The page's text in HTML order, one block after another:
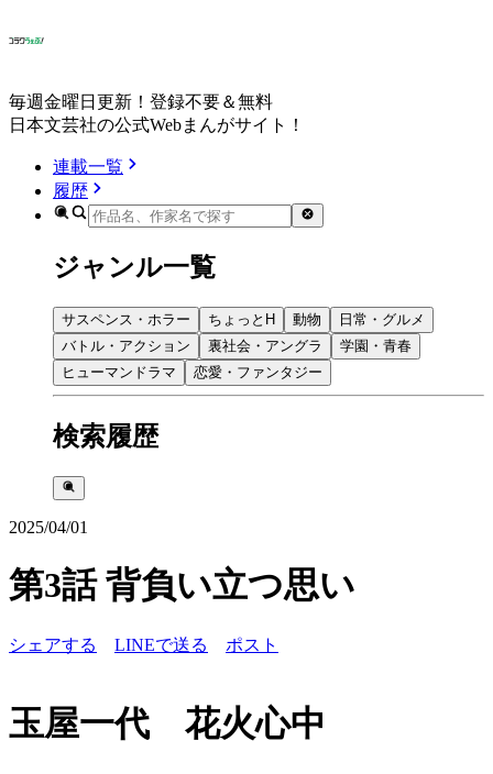
毎週金曜日更新！登録不要＆無料
日本文芸社の公式Webまんがサイト！
連載一覧
履歴
ジャンル一覧
サスペンス・ホラー ちょっとH 動物
日常・グルメ
バトル・アクション
裏社会・アングラ
学園・青春
ヒューマンドラマ
恋愛・ファンタジー
検索履歴
2025/04/01
第3話 背負い立つ思い
シェアする LINEで送る ポスト
玉屋一代 花火心中